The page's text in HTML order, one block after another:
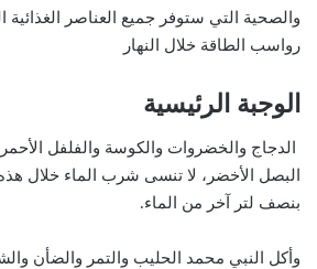
والصحية التي ستوفر جميع العناصر
رواسب الطاقة خلال النهار
الوجبة الرئيسية
الدجاج والخضروات والكوسة والفلفل
البصل الأخضر، لا تنسى شرب الماء خلال
بنصف لتر آخر من الماء.
وأكل النبي محمد الحليب والتمر والضأن